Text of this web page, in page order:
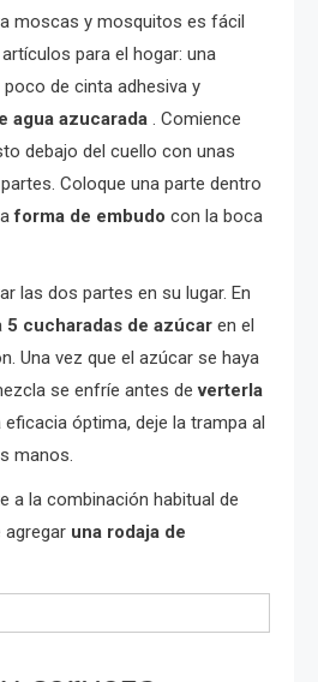
moscas y mosquitos es fácil
para el hogar: una
de cinta adhesiva y
agua azucarada . Comience
debajo del cuello con unas
Coloque una parte dentro
forma de embudo con la boca
las dos partes en su lugar. En
5 cucharadas de azúcar en el
Una vez que el azúcar se haya
se enfríe antes deverterla
eficacia óptima, deje la trampa al
manos.
a la combinación habitual de
agregar una rodaja de